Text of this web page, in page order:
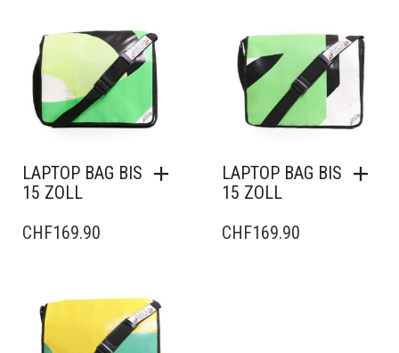
LAPTOP BAG BIS
15 ZOLL
CHF169.90
LAPTOP BAG BIS
15 ZOLL
CHF169.90